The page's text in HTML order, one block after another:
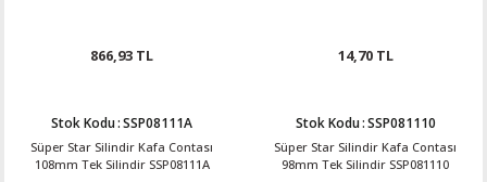
866,93 TL 14,70 TL
Stok Kodu:SSP08111A
Süper Star Silindir Kafa Contası
108mm Tek Silindir SSP08111A
Stok Kodu:SSP081110
Süper Star Silindir Kafa Contası
98mm Tek Silindir SSP081110